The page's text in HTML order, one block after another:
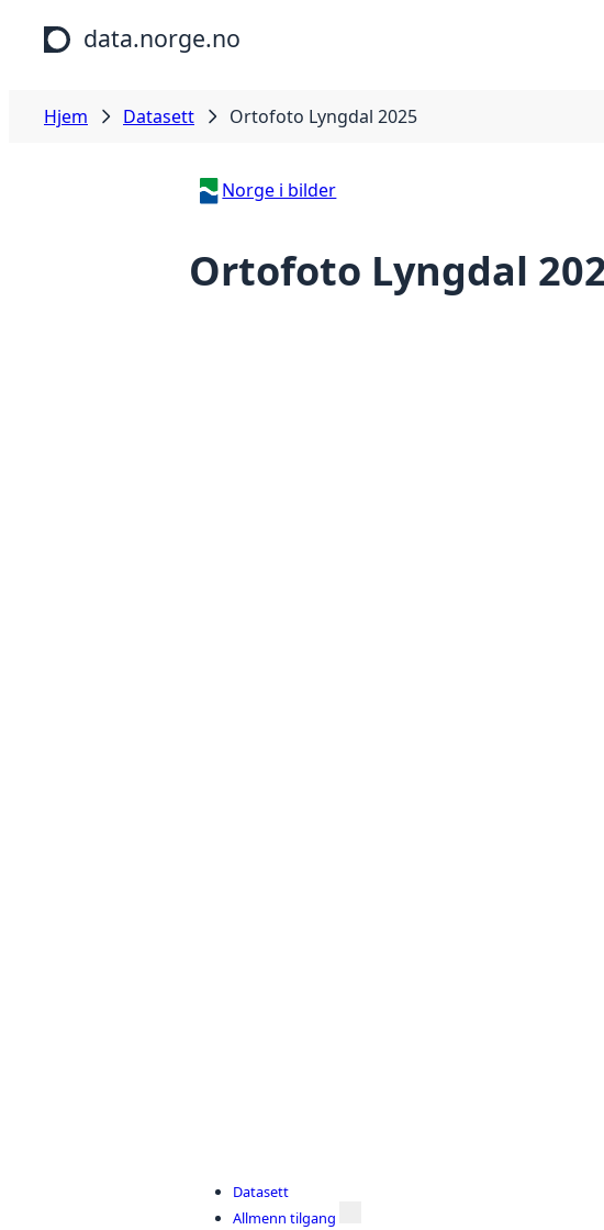
Hopp til hovedinnhold
data.norge.no
Hjem Datasett Ortofoto Lyngdal 2025
Norge i bilder
Ortofoto Lyngdal
Datasett
Allmenn tilgang